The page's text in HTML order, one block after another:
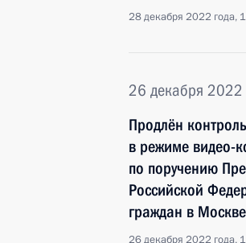
28 декабря 2022 года,
26 декабря 2022
Продлён
в режиме видео-
по поручению
Российской
граждан в
26 декабря 2022 года,